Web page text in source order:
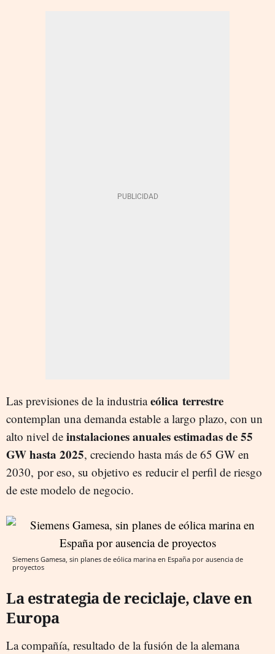
Las previsiones de la industriaeólica terrestre
contemplan una demanda estable a largo plazo, con un
alto nivel de instalaciones anuales estimadas de 55
GW hasta 2025, creciendo hasta más de 65 GW en
2030, por eso, su objetivo es reducir el perfil de riesgo
de este modelo de negocio.
Siemens Gamesa, sin planes de eólica marina en España por ausencia de
proyectos
La estrategia de reciclaje, clave en
Europa
La compañía, resultado de la fusión de la alemana